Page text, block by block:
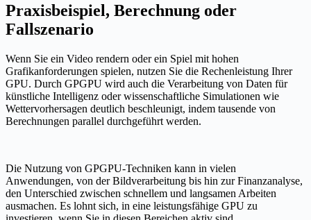
Praxisbeispiel, Berechnung oder
Fallszenario
Wenn Sie ein Video rendern oder ein Spiel mit hohen
Grafikanforderungen spielen, nutzen Sie die Rechenleistung Ihrer
GPU. Durch GPGPU wird auch die Verarbeitung von Daten für
künstliche Intelligenz oder wissenschaftliche Simulationen wie
Wettervorhersagen deutlich beschleunigt, indem tausende von
Berechnungen parallel durchgeführt werden.
Die Nutzung von GPGPU-Techniken kann in vielen
Anwendungen, von der Bildverarbeitung bis hin zur Finanzanalyse,
den Unterschied zwischen schnellem und langsamen Arbeiten
ausmachen. Es lohnt sich, in eine leistungsfähige GPU zu